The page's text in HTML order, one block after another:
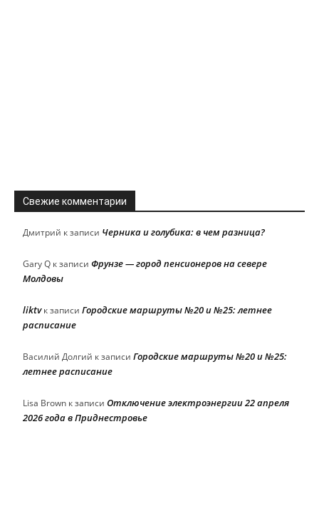
Свежие комментарии
Дмитрий к записи Черника и голубика: в чем разница?
Gary Q к записи Фрунзе — город пенсионеров на севере
Молдовы
liktvк записи Городские маршруты №20 и №25: летнее
расписание
Василий Долгий к записи Городские маршруты №20 и №25:
летнее расписание
Lisa Brown к записи Отключение электроэнергии 22 апреля
2026 года в Приднестровье